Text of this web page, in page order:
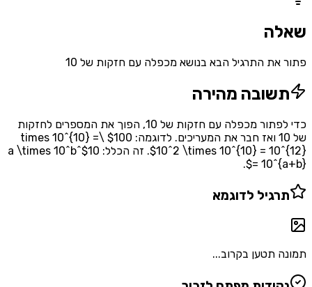
שאלה
פתור את התרגיל הבא בנושא מכפלה עם חזקות של 10
תשובה מהירה
כדי לפתור מכפלה עם חזקות של 10, הפוך את המספרים לחזקות
של 10 ואז חבר את המעריכים. לדוגמה: $100 \times 10^{10} =
10^2 \times 10^{10} = 10^{12}$. זה הכלל: $10^a \times 10^b
= 10^{a+b}$.
תרגיל לדוגמא
תמונה תטען בקרוב...